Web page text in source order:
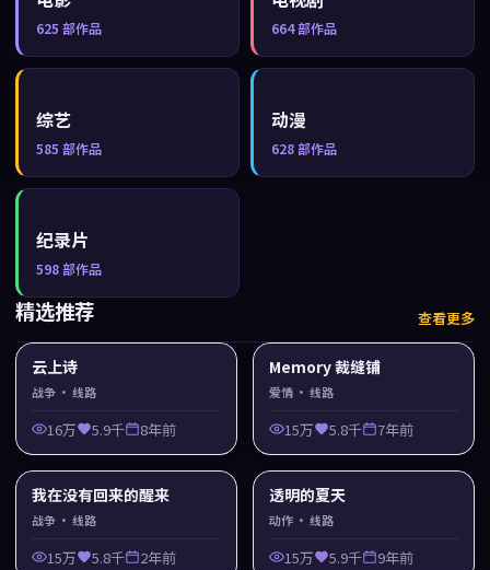
625 部作品 664部作品
综艺
585 部作品
动漫
628部作品
纪录片
598部作品
精选推荐 查看更多
云上诗
战争 · 线路
16万 5.9千 8年前
Memory 裁缝铺
爱情 · 线路
15万 5.8千 7年前
我在没有回来的醒来
战争 · 线路
15万 5.8千 2年前
透明的夏天
动作 · 线路
15万 5.9千 9年前